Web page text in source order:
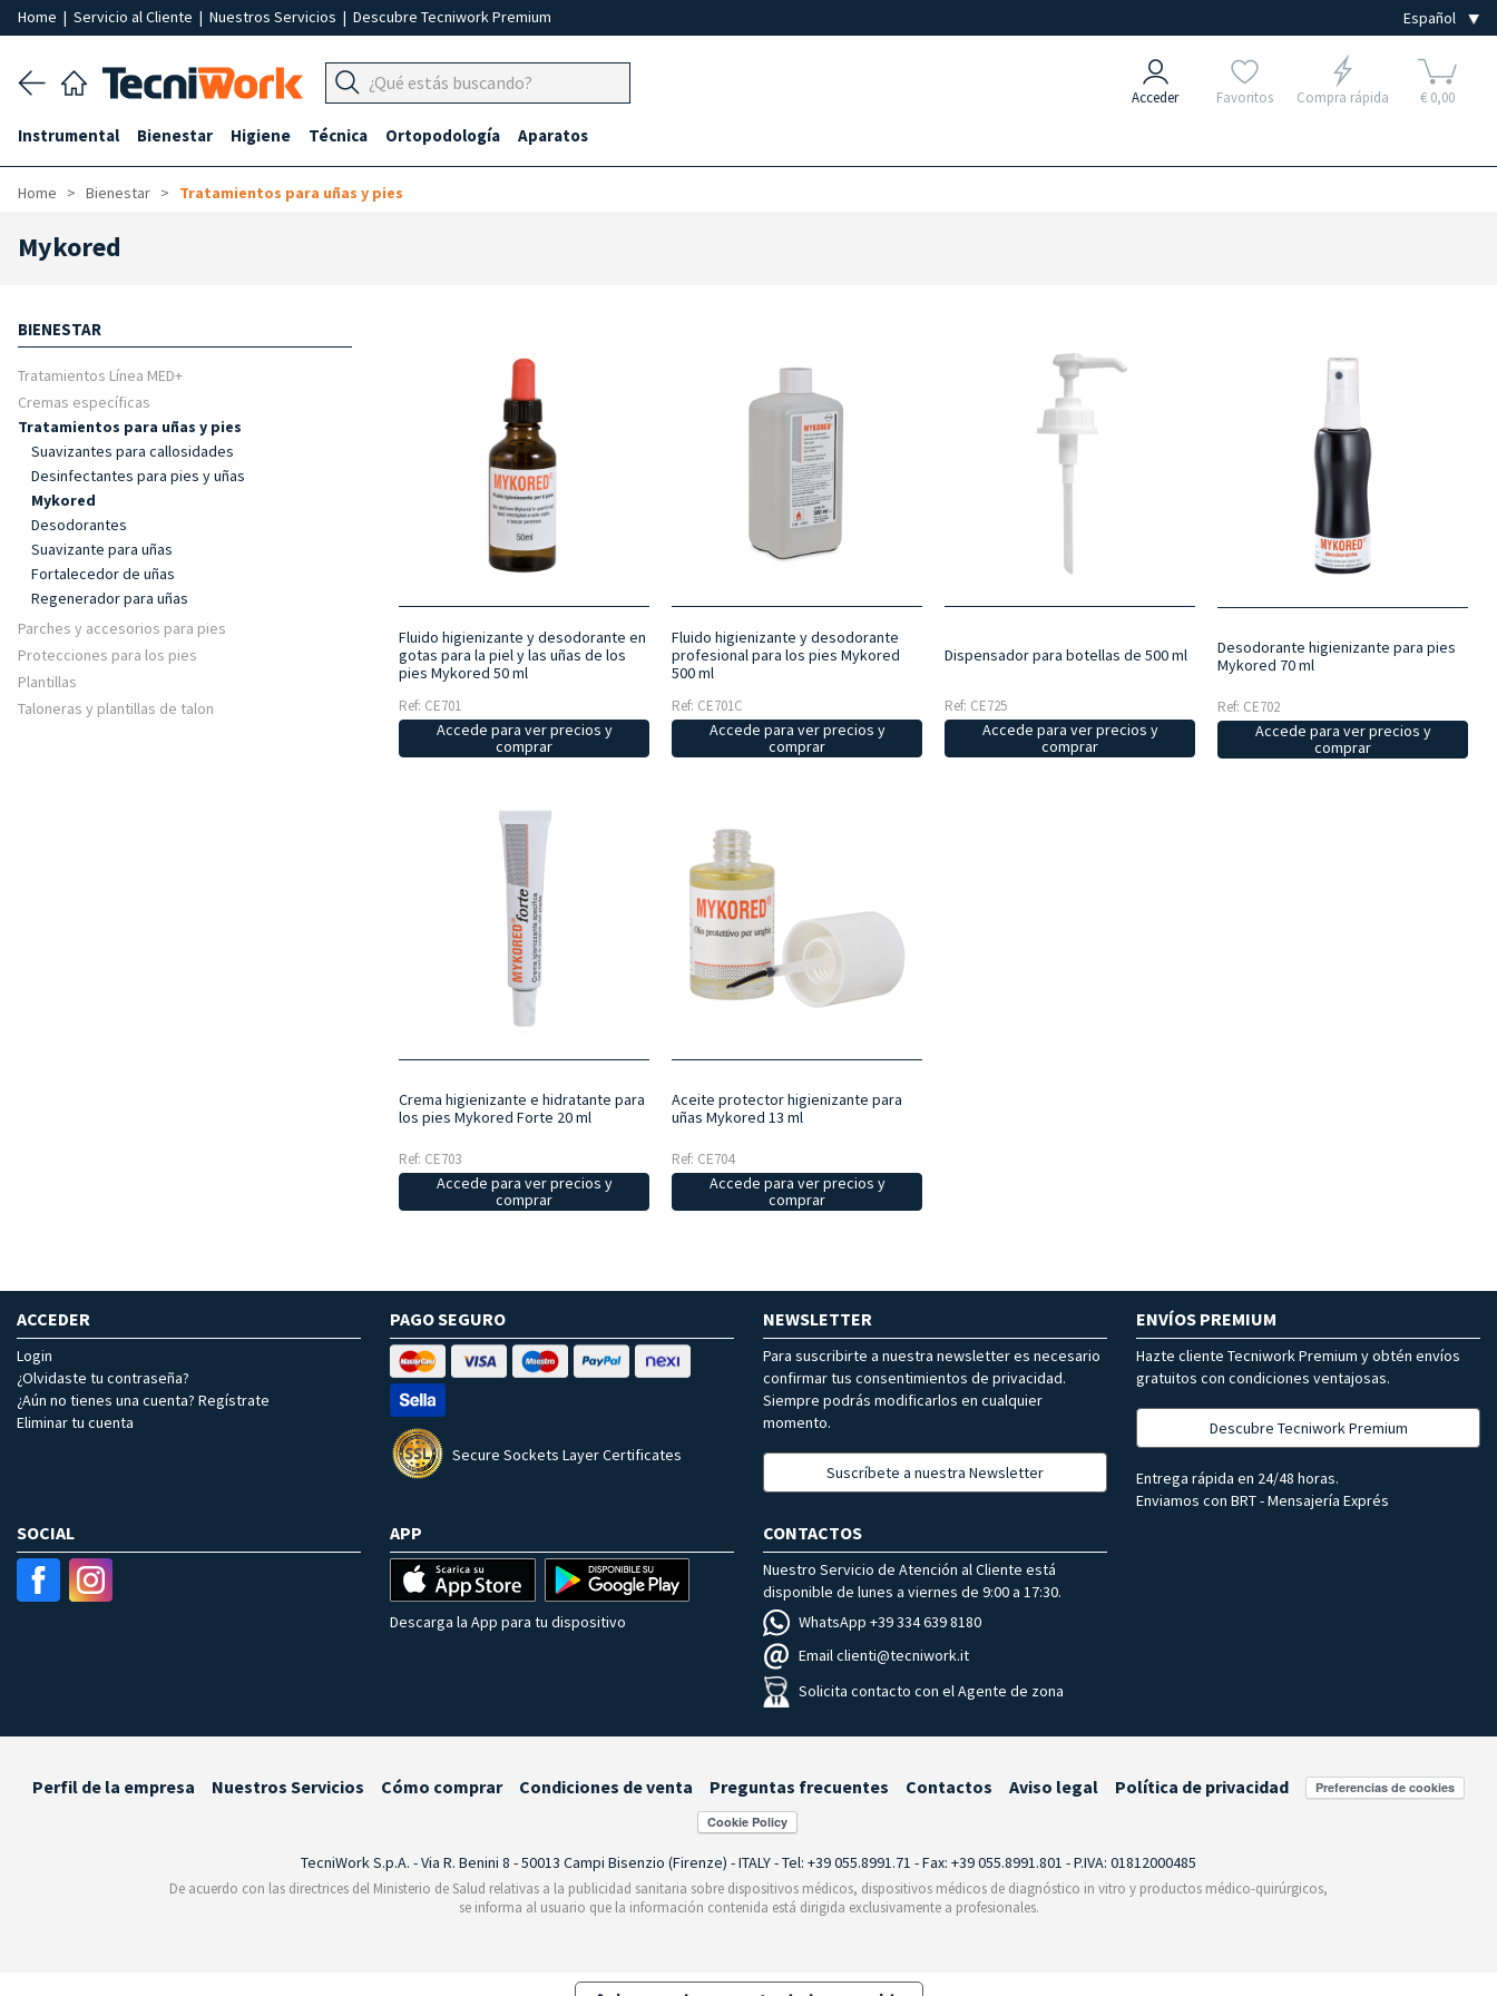
Home | Servicio al Cliente | Nuestros Servicios | Descubre Tecniwork Premium
Acceder Favoritos Compra rápida € 0,00
Instrumental Bienestar Higiene Técnica Ortopodología Aparatos
Home Bienestar Tratamientos para uñas y pies
Mykored
BIENESTAR
Tratamientos Línea MED+
Cremas específicas
Tratamientos para uñas y pies
Suavizantes para callosidades
Desinfectantes para pies y uñas
Mykored
Desodorantes
Suavizante para uñas
Fortalecedor de uñas
Regenerador para uñas
Parches y accesorios para pies
Protecciones para los pies
Plantillas
Taloneras y plantillas de talon
Fluido higienizante y desodorante en
gotas para la piel y las uñas de los
pies Mykored 50 ml
Ref: CE701
Accede para ver precios y
comprar
Fluido higienizante y desodorante
profesional para los pies Mykored
500 ml
Ref: CE701C
Accede para ver precios y
comprar
Dispensador para botellas de 500 ml
Ref: CE725
Accede para ver precios y
comprar
Desodorante higienizante para pies
Mykored 70 ml
Ref: CE702
Accede para ver precios y
comprar
Crema higienizante e hidratante para
los pies Mykored Forte 20 ml
Ref: CE703
Accede para ver precios y
comprar
Aceite protector higienizante para
uñas Mykored 13 ml
Ref: CE704
Accede para ver precios y
comprar
ACCEDER
Login
¿Olvidaste tu contraseña?
¿Aún no tienes una cuenta? Regístrate
Eliminar tu cuenta
PAGO SEGURO
Secure Sockets Layer Certificates
NEWSLETTER
Para suscribirte a nuestra newsletter es necesario
confirmar tus consentimientos de privacidad.
Siempre podrás modificarlos en cualquier
momento.
Suscríbete a nuestra Newsletter
ENVÍOS PREMIUM
Hazte cliente Tecniwork Premium y obtén envíos
gratuitos con condiciones ventajosas.
Descubre Tecniwork Premium
Entrega rápida en 24/48 horas.
Enviamos con BRT - Mensajería Exprés
SOCIAL APP
Descarga la App para tu dispositivo
CONTACTOS
Nuestro Servicio de Atención al Cliente está
disponible de lunes a viernes de 9:00 a 17:30.
WhatsApp +39 334 639 8180
Email clienti@tecniwork.it
Solicita contacto con el Agente de zona
Perfil de la empresa Nuestros Servicios Cómo comprar Condiciones de venta Preguntas frecuentes Contactos Aviso legal Política de privacidad Preferencias de cookies
TecniWork S.p.A. - Via R. Benini 8 - 50013 Campi Bisenzio (Firenze) - ITALY - Tel: +39 055.8991.71 - Fax: +39 055.8991.801 - P.IVA: 01812000485
De acuerdo con las directrices del Ministerio de Salud relativas a la publicidad sanitaria sobre dispositivos médicos, dispositivos médicos de diagnóstico in vitro y productos médico-quirúrgicos,
se informa al usuario que la información contenida está dirigida exclusivamente a profesionales.